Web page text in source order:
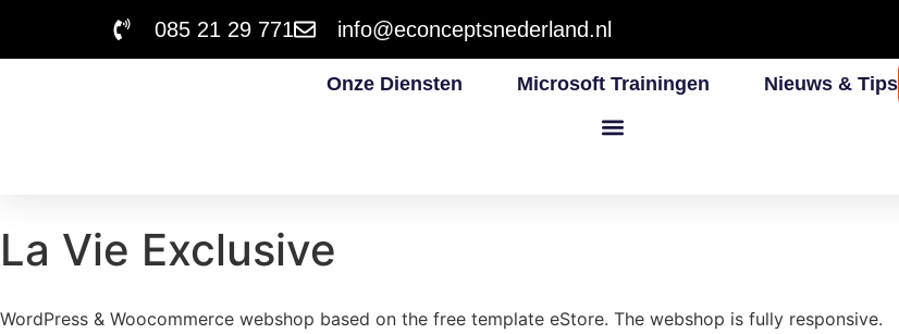
085 21 29 771 info@econceptsnederland.nl
Onze Diensten Microsoft Trainingen Nieuws & Tips
La Vie Exclusive
WordPress & Woocommerce webshop based on the free template eStore. The webshop is fully responsive.